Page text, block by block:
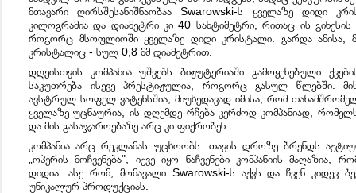
მთავარი ღირსშესანიშნაობაა Swarowski-ს ყველაზე დიდი
კილოგრამია და დიამეტრი კი 40 სანტიმეტრი, რითაც ის
როგორც მსოფლიოში ყველაზე დიდი კრისტალი. გარდა ამისა,
კრისტალიც - სულ 0,8 მმ დიამეტრით.
დღეისთვის კომპანია უშვებს ბიჟუტერიაში გამოყენებული
საკუთრება ისევე პრესტიჟულია, როგორც გასულ წლებში.
ავსტრულ სოფელ ვატენსშია, მიუხედავად იმისა, რომ
ყველაზე უცნაურია, ის დღემდე რჩება კერძოდ კომპანიად,
და მის გასაჯაროებაზე არც კი ფიქრობენ.
კომპანია არც რეკლამას უცხოობს. თავის დროზე ბრენდს
„ოპერის მოჩვენება", იქვე იყო ნაჩვენები კომპანიის
დიდია. ასე რომ, მომავალი Swarowski-ს აქვს და ჩვენ კიდევ
უნიკალურ პროდუქციას.